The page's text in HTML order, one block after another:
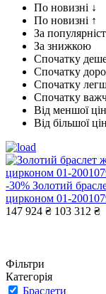
По новизні ↓
По новизні ↑
За
За знижкою
Спочатку
Спочатку
Спочатку
Спочатку
Від меншої
Від більшої
-30% Золотий
цирконом 01-
147 924 ₴ 103 312 ₴
Фільтри
Категорія
Браслети